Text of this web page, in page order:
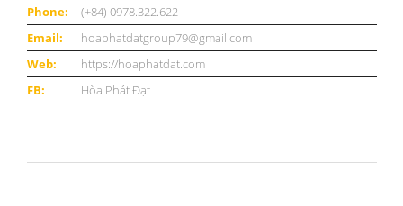
Phone:
(+84) 0978.322.622
Email:
hoaphatdatgroup79@gmail.com
Web:
https://hoaphatdat.com
FB:
Hòa Phát Đạt